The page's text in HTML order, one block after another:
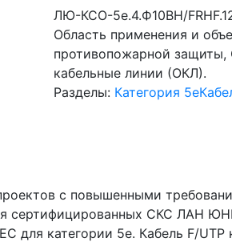
ЛЮ-КСО-5e.4.Ф10ВН/
Область применения и
противопожарной защиты,
кабельные линии (ОКЛ).
Разделы: Категория 5e
с повышенными
сертифицированных СКС ЛАН
для категории 5е. Кабель F/